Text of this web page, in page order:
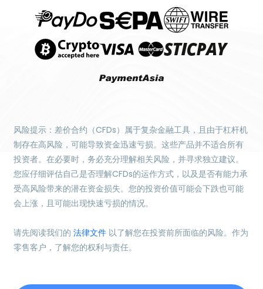
风险提示：差价合约（CFDs）属于复杂金融工具，且由于杠杆机
制存在高风险，可能导致资金迅速亏损。这些产品并不适合所有
投资者。在必要时，务必充分理解相关风险，并寻求独立建议。
您应仔细评估自己是否理解CFDs的运作方式，以及是否有能力承
受高风险带来的潜在资金损失。您的投资价值可能会下跌也可能
会上涨，且可能出现快速亏损的情况。
请先阅读我们的法律文件 以了解您在投资前所面临的风险。作为
零售客户，了解您的权利与责任。